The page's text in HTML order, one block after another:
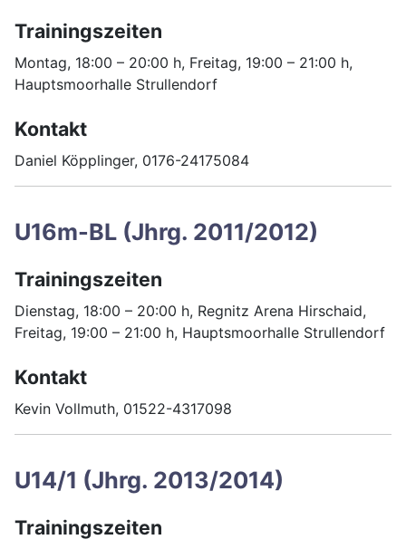
Trainingszeiten
Montag, 18:00 – 20:00 h, Freitag, 19:00 – 21:00 h,
Hauptsmoorhalle Strullendorf
Kontakt
Daniel Köpplinger, 0176-24175084
U16m-BL (Jhrg. 2011/2012)
Trainingszeiten
Dienstag, 18:00 – 20:00 h, Regnitz Arena Hirschaid,
Freitag, 19:00 – 21:00 h, Hauptsmoorhalle Strullendorf
Kontakt
Kevin Vollmuth, 01522-4317098
U14/1 (Jhrg. 2013/2014)
Trainingszeiten